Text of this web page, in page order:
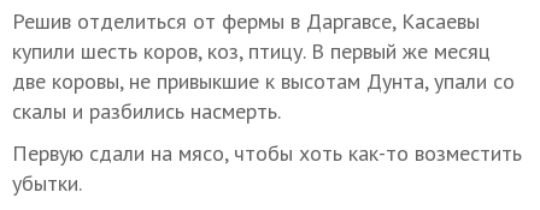
Решив отделиться от фермы в Даргавсе, Касаевы
купили шесть коров, коз, птицу. В первый же месяц
две коровы, не привыкшие к высотам Дунта, упали со
скалы и разбились насмерть.
Первую сдали на мясо, чтобы хоть как-то возместить
убытки.